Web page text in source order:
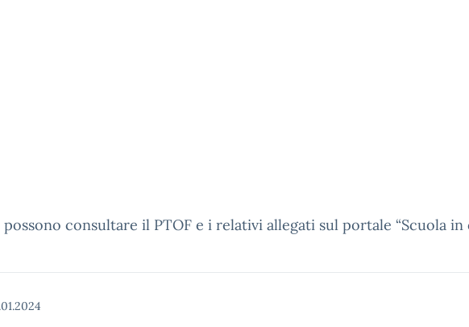
consultare il PTOF e i relativi allegati sul portale “Scuola in